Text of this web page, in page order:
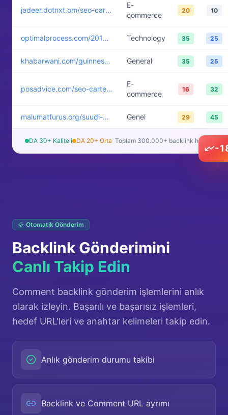
-
jadeer.dotnxt.om/seo-cartel...
E-
commerce
20 10
optimalprocess.com/2018/08... Technology 35 25
khabarwani.com/guinness-wo... General 35 25
posadvice.com/seo-cartel-in...
E-
commerce
16 32
malumatfurus.org/suudi-ara... Genel 29 45
DA 30+ Kaliteli DA 20+ Orta Toplam 300.000+ backlink havuzu
Otomatik Gönderim
Backlink Gönderimini
Canlı Takip Edin
Comment backlink gönderim işlemlerini anlık
olarak izleyin. Başarılı ve başarısız işlemleri,
hedef URL'leri ve anahtar kelimeleri takip edin.
Anlık gönderim durumu takibi
Backlink ve Comment URL ayrımı